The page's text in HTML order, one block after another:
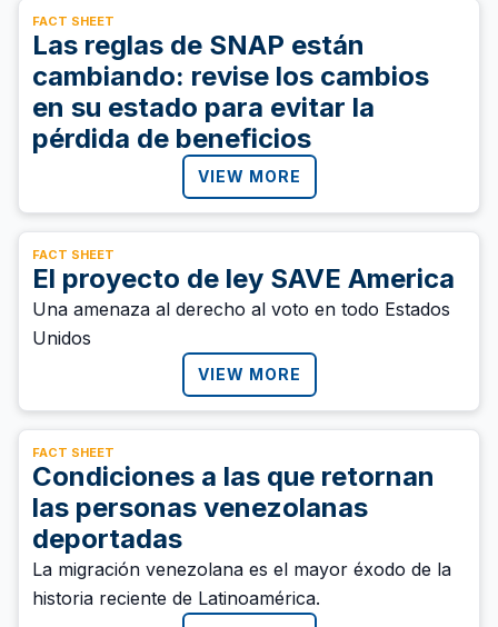
FACT SHEET
Las reglas de SNAP están
cambiando: revise los cambios
en su estado para evitar la
pérdida de beneficios
VIEW MORE
FACT SHEET
El proyecto de ley SAVE America
Una amenaza al derecho al voto en todo Estados
Unidos
VIEW MORE
FACT SHEET
Condiciones a las que retornan
las personas venezolanas
deportadas
La migración venezolana es el mayor éxodo de la
historia reciente de Latinoamérica.